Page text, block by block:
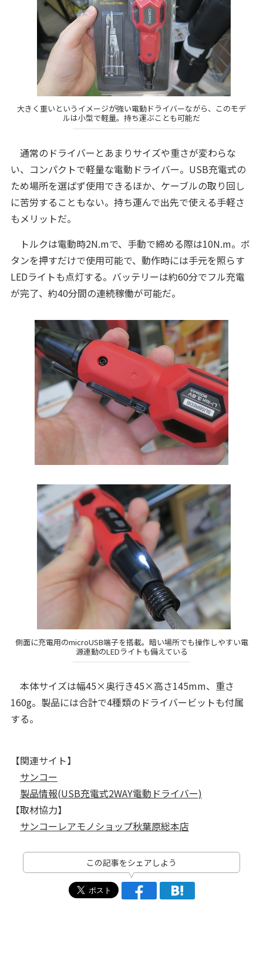
大きく重いというイメージが強い電動ドライバーながら、このモデ
ルは小型で軽量。持ち運ぶことも可能だ
通常のドライバーとあまりサイズや重さが変わらな
い、コンパクトで軽量な電動ドライバー。USB充電式の
ため場所を選ばず使用できるほか、ケーブルの取り回し
に苦労することもない。持ち運んで出先で使える手軽さ
もメリットだ。
トルクは電動時2N.mで、手動で締める際は10N.m。ボ
タンを押すだけで使用可能で、動作時には手元を照らす
LEDライトも点灯する。バッテリーは約60分でフル充電
が完了、約40分間の連続稼働が可能だ。
側面に充電用のmicroUSB端子を搭載。暗い場所でも操作しやすい電
源連動のLEDライトも備えている
本体サイズは幅45×奥行き45×高さ145mm、重さ
160g。製品には合計で4種類のドライバービットも付属
する。
【関連サイト】
サンコー
製品情報(USB充電式2WAY電動ドライバー)
【取材協力】
サンコーレアモノショップ秋葉原総本店
この記事をシェアしよう